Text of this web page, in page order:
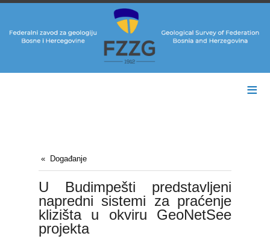
≡
Događanje
U Budimpešti predstavljeni
napredni sistemi za praćenje
klizišta u okviru GeoNetSee
projekta